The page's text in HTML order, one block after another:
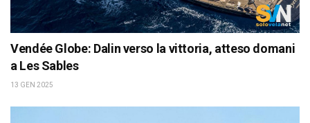
Vendée Globe: Dalin verso la vittoria, atteso domani
a Les Sables
13 GEN 2025